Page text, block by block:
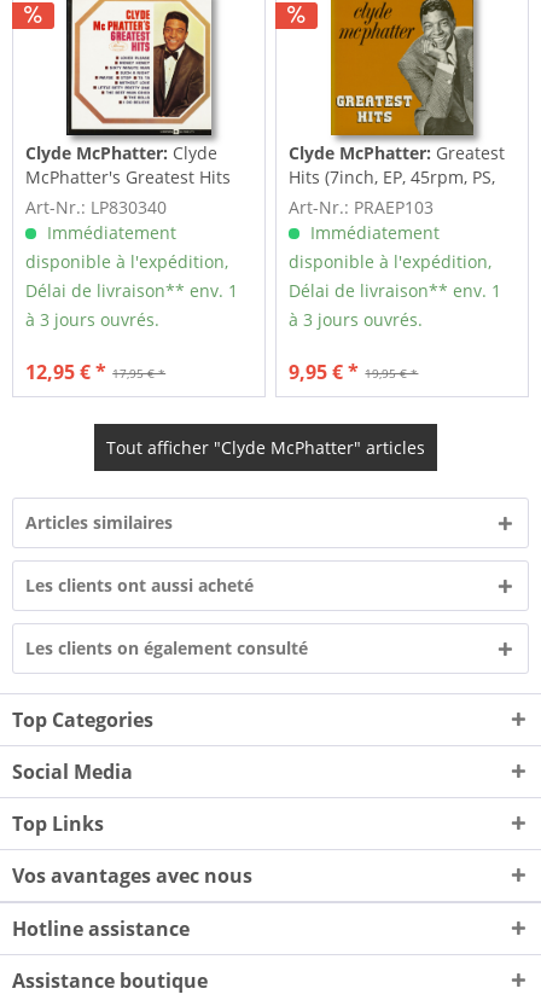
Clyde McPhatter: Clyde
McPhatter's Greatest Hits
(LP)
Art-Nr.: LP830340
Immédiatement
disponible à l'expédition,
Délai de livraison** env. 1
à 3 jours ouvrés.
17,95 € *
12,95 € *
Clyde McPhatter: Greatest
Hits (7inch, EP, 45rpm, PS,
SC)
Art-Nr.: PRAEP103
Immédiatement
disponible à l'expédition,
Délai de livraison** env. 1
à 3 jours ouvrés.
19,95 € *
9,95 € *
Tout afficher "Clyde McPhatter" articles
Articles similaires
Les clients ont aussi acheté
Les clients on également consulté
Top Categories
Social Media
Top Links
Vos avantages avec nous
Hotline assistance
Assistance boutique